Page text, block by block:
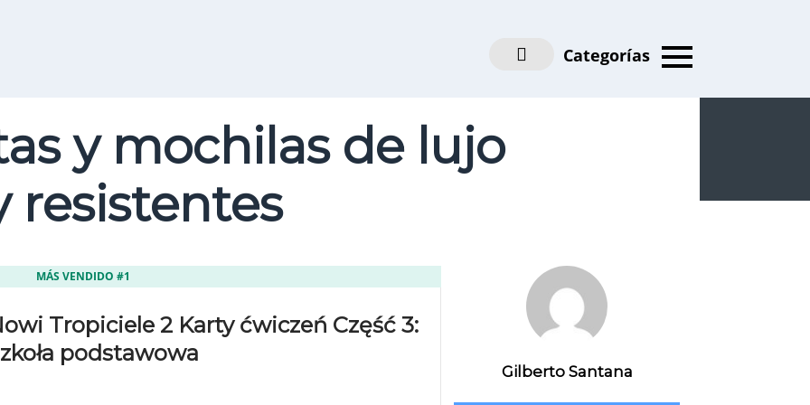
Categorías
y mochilas de lujo
resistentes
MÁS VENDIDO #1
Tropiciele 2 Karty ćwiczeń Część 3:
podstawowa
Gilberto Santana